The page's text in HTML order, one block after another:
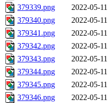
379339.png
2022-05-
379340.png
2022-05-
379341.png
2022-05-
379342.png
2022-05-
379343.png
2022-05-
379344.png
2022-05-
379345.png
2022-05-
379346.png
2022-05-